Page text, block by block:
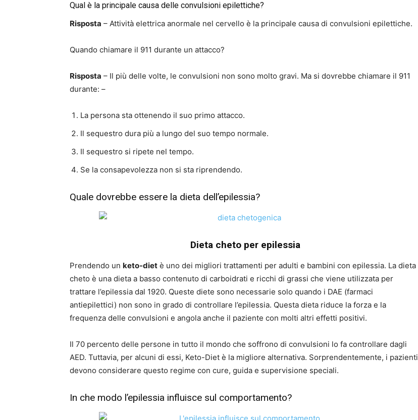
Qual è la principale causa delle convulsioni epilettiche?
Risposta – Attività elettrica anormale nel cervello è la principale causa di convulsioni epilettiche.
Quando chiamare il 911 durante un attacco?
Risposta – Il più delle volte, le convulsioni non sono molto gravi. Ma si dovrebbe chiamare il 911
durante: –
La persona sta ottenendo il suo primo attacco.
Il sequestro dura più a lungo del suo tempo normale.
Il sequestro si ripete nel tempo.
Se la consapevolezza non si sta riprendendo.
Quale dovrebbe essere la dieta dell’epilessia?
Dieta cheto per epilessia
Prendendo un keto-diet è uno dei migliori trattamenti per adulti e bambini con epilessia. La dieta
cheto è una dieta a basso contenuto di carboidrati e ricchi di grassi che viene utilizzata per
trattare l’epilessia dal 1920. Queste diete sono necessarie solo quando i DAE (farmaci
antiepilettici) non sono in grado di controllare l’epilessia. Questa dieta riduce la forza e la
frequenza delle convulsioni e angola anche il paziente con molti altri effetti positivi.
Il 70 percento delle persone in tutto il mondo che soffrono di convulsioni lo fa controllare dagli
AED. Tuttavia, per alcuni di essi, Keto-Diet è la migliore alternativa. Sorprendentemente, i pazienti
devono considerare questo regime con cure, guida e supervisione speciali.
In che modo l’epilessia influisce sul comportamento?